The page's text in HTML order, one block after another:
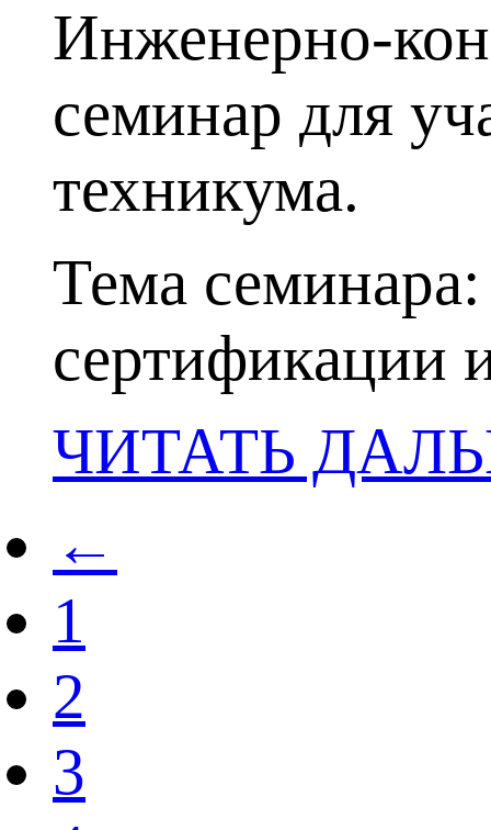
Инженерно-
семинар для
техникума.
Тема
сертификации
ЧИТАТЬ
←
1
2
3